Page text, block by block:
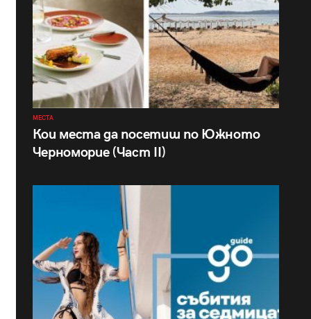
МЕСТА
Кои места да посетиш по Южното
Черноморие (Част II)